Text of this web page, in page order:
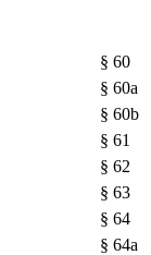
§ 60
§ 60a
§ 60b
§ 61
§ 62
§ 63
§ 64
§ 64a